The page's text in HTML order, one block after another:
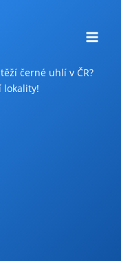
černé uhlí v ČR?
lokality!